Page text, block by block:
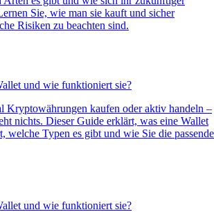
Sie, wie man sie kauft und sicher
Risiken zu beachten sind.
und wie funktioniert sie?
Kryptowährungen kaufen oder aktiv handeln –
nichts. Dieser Guide erklärt, was eine Wallet
welche Typen es gibt und wie Sie die passende
und wie funktioniert sie?